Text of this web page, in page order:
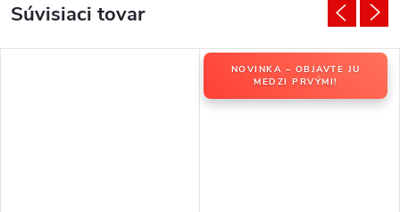
Súvisiaci tovar
NOVINKA – OBJAVTE JU
MEDZI PRVÝMI!